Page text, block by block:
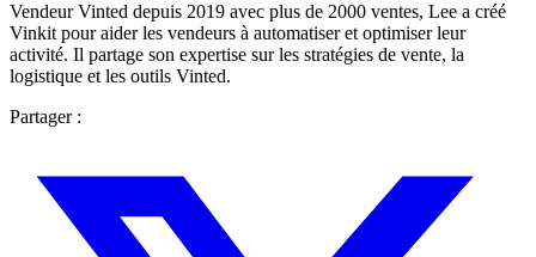
Vendeur Vinted depuis 2019 avec plus de 2000 ventes, Lee a créé
Vinkit pour aider les vendeurs à automatiser et optimiser leur
activité. Il partage son expertise sur les stratégies de vente, la
logistique et les outils Vinted.
Partager :